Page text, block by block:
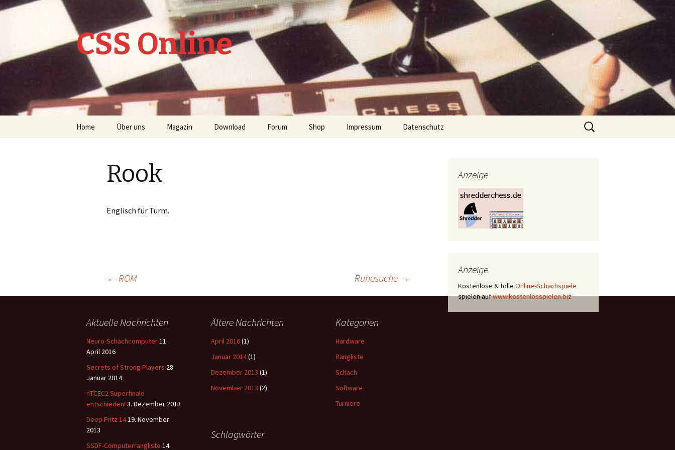
CSS Online
Home Über uns Magazin Download Forum Shop Impressum Datenschutz
Suchen
nach:
Rook
Englisch für Turm.
Navigation
← ROM Ruhesuche →
Anzeige
Anzeige
Kostenlose & tolle Online-Schachspiele
spielen aufwww.kostenlosspielen.biz
Aktuelle Nachrichten
Neuro-Schachcomputer11.
April 2016
Secrets of Strong Players 28.
Januar 2014
nTCEC2 Superfinale
entschieden! 3. Dezember 2013
Deep Fritz 1419. November
2013
SSDF-Computerrangliste 14.
Ältere Nachrichten
April 2016(1)
Januar 2014(1)
Dezember 2013 (1)
November 2013 (2)
Kategorien
Hardware
Rangliste
Schach
Software
Turniere
Schlagwörter